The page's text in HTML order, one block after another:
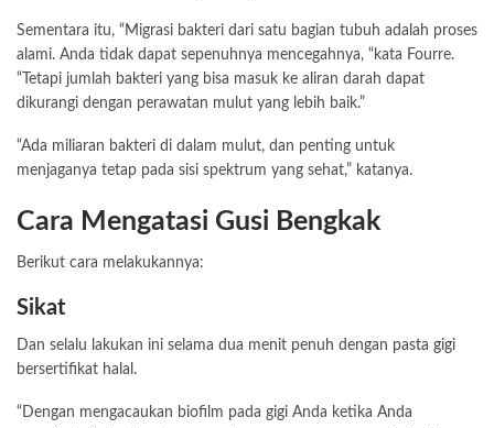
Sementara itu, “Migrasi bakteri dari satu bagian tubuh adalah proses
alami. Anda tidak dapat sepenuhnya mencegahnya, “kata Fourre.
“Tetapi jumlah bakteri yang bisa masuk ke aliran darah dapat
dikurangi dengan perawatan mulut yang lebih baik.”
“Ada miliaran bakteri di dalam mulut, dan penting untuk
menjaganya tetap pada sisi spektrum yang sehat,” katanya.
Cara Mengatasi Gusi Bengkak
Berikut cara melakukannya:
Sikat
Dan selalu lakukan ini selama dua menit penuh dengan pasta gigi
bersertifikat halal.
“Dengan mengacaukan biofilm pada gigi Anda ketika Anda